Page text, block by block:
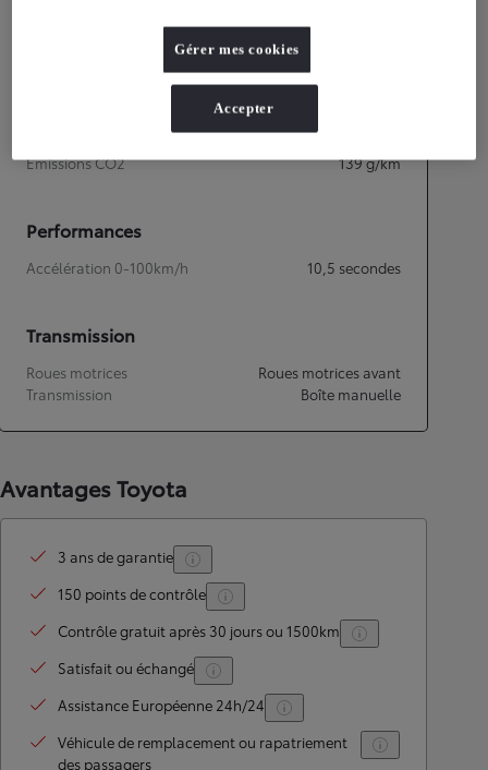
Consommation mixte
Émissions CO2 139g/km
Performances
Accélération 0-100km/h 10,5 secondes
Transmission
Roues motrices
Roues motrices avant
Transmission
Boîte manuelle
Avantages Toyota
3 ans de garantie
150 points de contrôle
Contrôle gratuit après 30 jours ou 1500km
Satisfait ou échangé
Assistance Européenne 24h/24
Véhicule de remplacement ou rapatriement
des passagers
Gérer mes cookies
Accepter